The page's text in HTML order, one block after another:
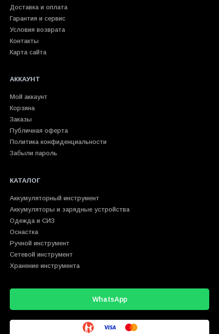
Доставка и оплата
Гарантия и сервис
Условия возврата
Контакты
Карта сайта
АККАУНТ
Мой аккаунт
Корзина
Заказы
Публичная оферта
Политика конфиденциальности
Забыли пароль
КАТАЛОГ
Аккумуляторный инструмент
Аккумуляторы и зарядные устройства
Одежда и СИЗ
Оснастка
Ручной инструмент
Сетевой инструмент
Хранение инструмента
WhatsApp